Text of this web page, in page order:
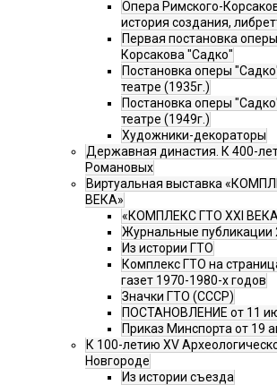
Опера Римского-
история создания,
Первая постановка
Корсакова "Садко"
Постановка оперы
театре (1935г.)
Постановка оперы
театре (1949г.)
Художники-декораторы
Державная династия. К 400-
Романовых
Виртуальная выставка
ВЕКА»
«КОМПЛЕКС ГТО XXI
Журнальные публикации
Из истории ГТО
Комплекс ГТО на
газет 1970-1980-х годов
Значки ГТО (СССР)
ПОСТАНОВЛЕНИЕ от 11
Приказ Минспорта от 19
К 100-летию XV
Новгороде
Из истории съезда